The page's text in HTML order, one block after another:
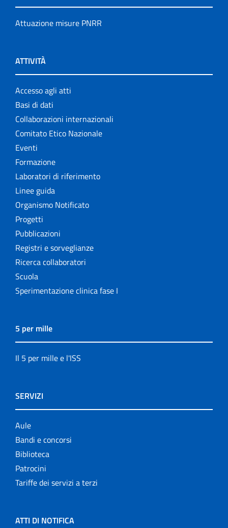
Attuazione misure PNRR
ATTIVITÀ
Accesso agli atti
Basi di dati
Collaborazioni internazionali
Comitato Etico Nazionale
Eventi
Formazione
Laboratori di riferimento
Linee guida
Organismo Notificato
Progetti
Pubblicazioni
Registri e sorveglianze
Ricerca collaboratori
Scuola
Sperimentazione clinica fase I
5 per mille
Il 5 per mille e l'ISS
SERVIZI
Aule
Bandi e concorsi
Biblioteca
Patrocini
Tariffe dei servizi a terzi
ATTI DI NOTIFICA